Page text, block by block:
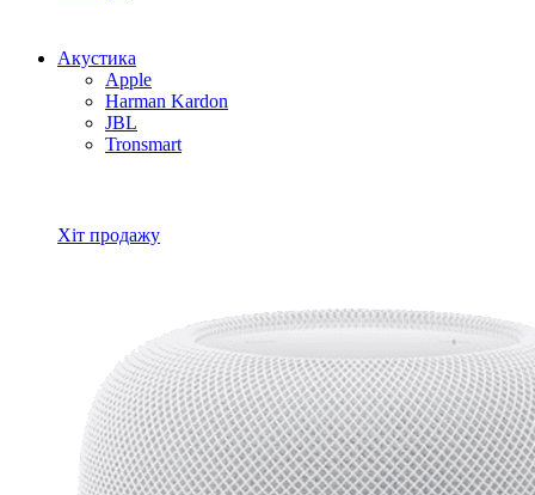
Акустика
Apple
Harman Kardon
JBL
Tronsmart
Хіт продажу